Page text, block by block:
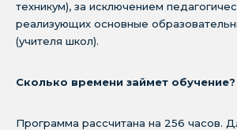
техникум), за исключением
реализующих основные
(учителя школ).
Сколько времени займет обучение?
Программа рассчитана на 256 часов.